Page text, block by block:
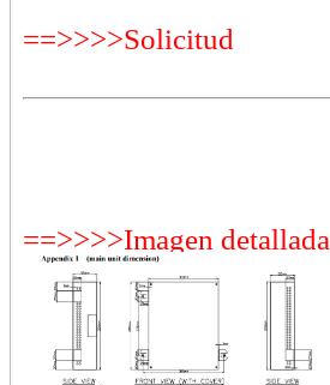
==>>>>Solicitud
==>>>>Imagen detallada